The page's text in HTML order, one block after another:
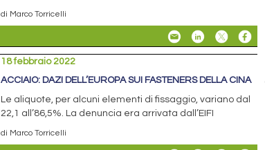
di Marco Torricelli
18 febbraio 2022
ACCIAIO: DAZI DELL’EUROPA SUI FASTENERS DELLA CINA
Le aliquote, per alcuni elementi di fissaggio, variano dal
22,1 all’86,5%. La denuncia era arrivata dall’EIFI
di Marco Torricelli